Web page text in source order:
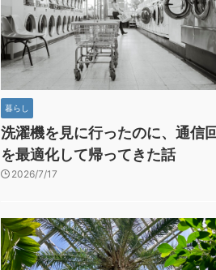
暮らし
洗濯機を見に行ったのに、通信
を最適化して帰ってきた話
2026/7/17